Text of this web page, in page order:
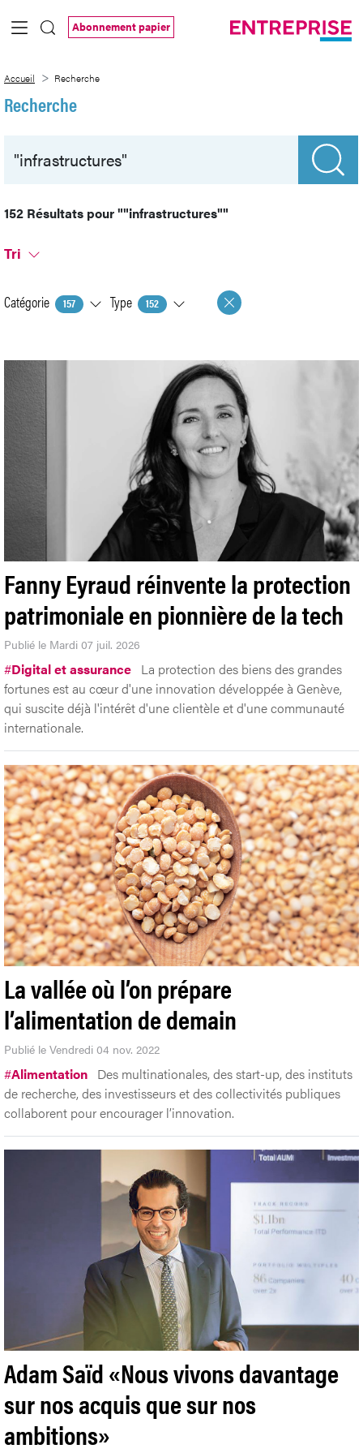
Saut au contenu principal
Abonnement papier
Accueil Recherche
Recherche
152 Résultats pour""infrastructures""
Tri
Catégorie 157 Type 152
Fanny Eyraud réinvente la protection
patrimoniale en pionnière de la tech
Publié le Mardi 07 juil. 2026
#Digital et assurance La protection des biens des grandes
fortunes est au cœur d'une innovation développée à Genève,
qui suscite déjà l'intérêt d'une clientèle et d'une communauté
internationale.
La vallée où l’on prépare
l’alimentation de demain
Publié le Vendredi 04 nov. 2022
#Alimentation Des multinationales, des start-up, des instituts
de recherche, des investisseurs et des collectivités publiques
collaborent pour encourager l’innovation.
Adam Saïd «Nous vivons davantage
sur nos acquis que sur nos
ambitions»